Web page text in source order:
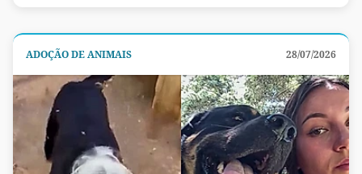
ADOÇÃO DE ANIMAIS 28/07/2026